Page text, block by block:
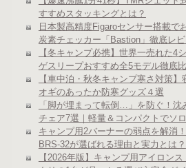
すすめスタッキングとは？
日本製高精度Figaroセンサー搭載で
炭素チェッカー「Bastion」徹底レ
【冬キャンプ必携】世界一売れた4
ゲスリープおすすめ全5モデル徹底
【車中泊・秋冬キャンプ寒さ対策
オギのあったか防寒グッズ４選
「脚が埋まって転倒…」を防ぐ！沈
チェア7選｜軽量＆コンパクトでソ
キャンプ用2バーナーの弱点を解消
BRS-32が選ばれる理由と実力とは？
【2026年版】キャンプ用アイロン